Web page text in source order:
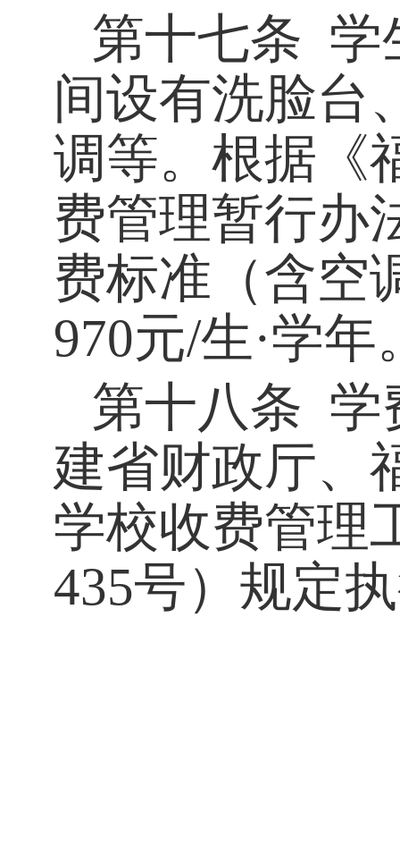
第十七条 学
间设有洗脸台
调等。根据《
费管理暂行办
费标准（含空
970元/生·学年
第十八条 学
建省财政厅、
学校收费管理
435号）规定